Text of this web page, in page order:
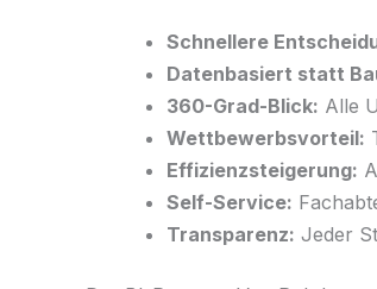
Schnellere
Datenbasiert statt
360-Grad-Blick: Alle
Wettbewerbsvorteil:
Effizienzsteigerung:
Self-Service:
Transparenz: Jeder